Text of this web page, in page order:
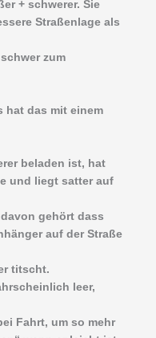
+ schwerer. Sie
Straßenlage als
zum
hat das mit einem
beladen ist, hat
und liegt satter auf
gehört dass
auf der Straße
titscht.
leer,
Fahrt, um so mehr